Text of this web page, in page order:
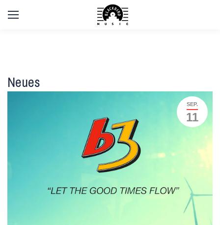
Neues
SEP.
11